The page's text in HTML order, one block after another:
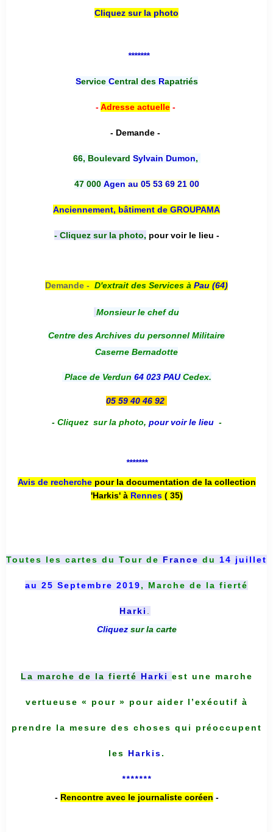
Cliquez sur la photo
*******
Service Central desRapatriés
-Adresse actuelle-
- Demande -
66, Boulevard Sylvain Dumon,
47 000 Agen au 05 53 69 21 00
Anciennement, bâtiment de GROUPAMA
- Cliquez sur la photo, pour voir le lieu -
Demande - D'extrait des Services à Pau (64)
Monsieur le chef du
Centre des Archives du personnel Militaire
Caserne Bernadotte
Place de Verdun 64 023 PAUCedex.
05 59 40 46 92
- Cliquez sur la photo, pour voir le lieu -
*******
Avis de recherche pour la documentation de la collection
'Harkis' à Rennes( 35)
Toutes les cartes du Tour de France du 14 juillet
au 25 Septembre 2019, Marche de la fierté
Harki
Cliquez sur la carte
La marche de la fierté Harki est une marche
vertueuse « pour » pour aider l’exécutif à
prendre la mesure des choses qui préoccupent
les Harkis.
*******
- Rencontre avec le journaliste coréen -